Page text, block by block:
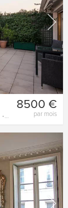
8500 €
par mois
100 m²